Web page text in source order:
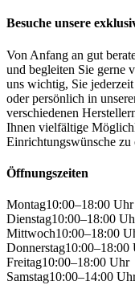
Besuche unsere
Von Anfang an gut
und begleiten Sie gerne
uns wichtig, Sie
oder persönlich in
verschiedenen
Ihnen vielfältige
Einrichtungswünsche zu
Öffnungszeiten
Montag10:00–18:00 Uhr
Dienstag10:00–18:00
Mittwoch10:00–18:00
Donnerstag10:00–18:00
Freitag10:00–18:00 Uhr
Samstag10:00–14:00